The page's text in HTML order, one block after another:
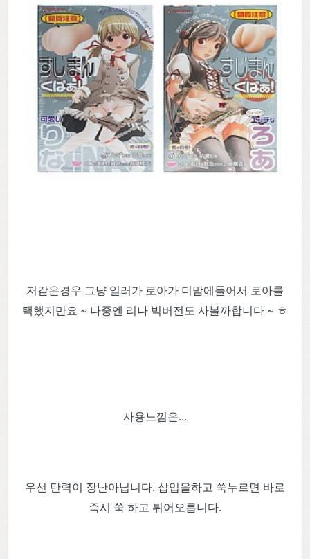
저같은경우 그냥 일러가 로아가 더맘에들어서 로아를
택했지만요 ~ 나중엔 리나 빅버전도 사볼까합니다 ~ ㅎ
사용느낌은...
우선 탄력이 장난아닙니다. 삽입을하고 쑥누르면 바로
즉시 쑥 하고 튀어오릅니다.